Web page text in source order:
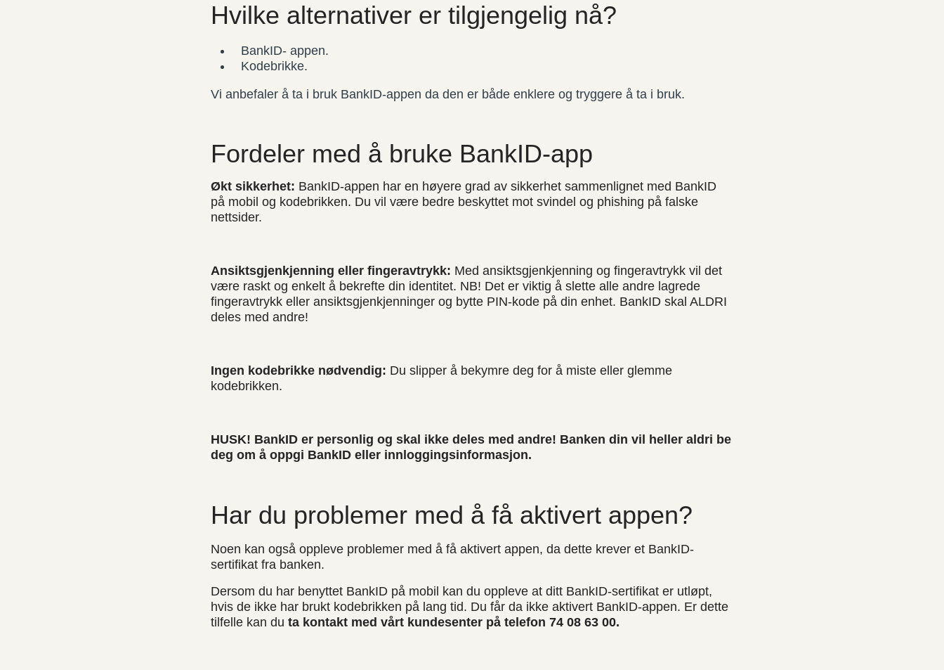
Hvilke alternativer er tilgjengelig nå?
BankID- appen.
Kodebrikke.
Vi anbefaler å ta i bruk BankID-appen da den er både enklere og tryggere å ta i bruk.
Fordeler med å bruke BankID-app
Økt sikkerhet: BankID-appen har en høyere grad av sikkerhet sammenlignet med BankID
på mobil og kodebrikken. Du vil være bedre beskyttet mot svindel og phishing på falske
nettsider.
Ansiktsgjenkjenning eller fingeravtrykk: Med ansiktsgjenkjenning og fingeravtrykk vil det
være raskt og enkelt å bekrefte din identitet. NB! Det er viktig å slette alle andre lagrede
fingeravtrykk eller ansiktsgjenkjenninger og bytte PIN-kode på din enhet. BankID skal ALDRI
deles med andre!
Ingen kodebrikke nødvendig: Du slipper å bekymre deg for å miste eller glemme
kodebrikken.
HUSK! BankID er personlig og skal ikke deles med andre! Banken din vil heller aldri be
deg om å oppgi BankID eller innloggingsinformasjon.
Har du problemer med å få aktivert appen?
Noen kan også oppleve problemer med å få aktivert appen, da dette krever et BankID-
sertifikat fra banken.
Dersom du har benyttet BankID på mobil kan du oppleve at ditt BankID-sertifikat er utløpt,
hvis de ikke har brukt kodebrikken på lang tid. Du får da ikke aktivert BankID-appen. Er dette
tilfelle kan du ta kontakt med vårt kundesenter på telefon 74 08 63 00.